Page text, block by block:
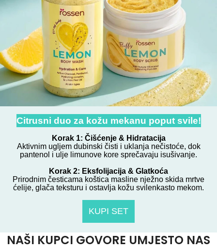
Citrusni duo za kožu mekanu poput svile!
Korak 1: Čišćenje & Hidratacija
Aktivnim ugljem dubinski čisti i uklanja nečistoće, dok
pantenol i ulje limunove kore sprečavaju isušivanje.
Korak 2: Eksfolijacija & Glatkoća
Prirodnim česticama koštica masline nježno skida mrtve
ćelije, glača teksturu i ostavlja kožu svilenkasto mekom.
KUPI SET
NAŠI KUPCI GOVORE UMJESTO NAS